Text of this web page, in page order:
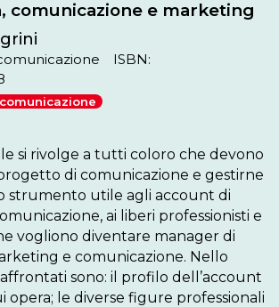
comunicazione e marketing
ISBN:
si rivolge a tutti coloro che devono
di comunicazione e gestirne
strumento utile agli account di
ai liberi professionisti e
vogliono diventare manager di
e comunicazione. Nello
sono: il profilo dell’account
opera; le diverse figure professionali